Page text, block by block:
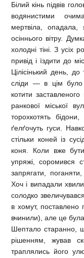
Білий кінь підвів
водянистими
мертвіла,
осіннього вітру.
холодні тіні. З усіх
привід і їздити до
Цілісінький день,
сліди — в цім
котити
ранкової міської
торохкотять
ґелґочуть гуси.
стільки коней із
коня. Коли вже
упряжі, соромився
запрягати,
Хоч і випадали
солодко
в хомут, поставлено
вчинили), але це була
Шептало старанно,
рішенням, жував
траплялись його